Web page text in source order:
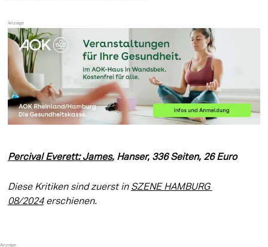
Percival Everett: James, Hanser, 336 Seiten, 26 Euro
Diese Kritiken sind zuerst in SZENE HAMBURG
08/2024 erschienen.